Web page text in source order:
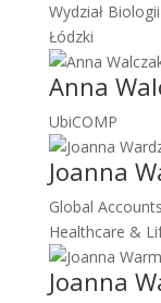
Wydział
Łódzki
Anna
UbiCOMP
Joanna
Global
Healthcare &
Joanna